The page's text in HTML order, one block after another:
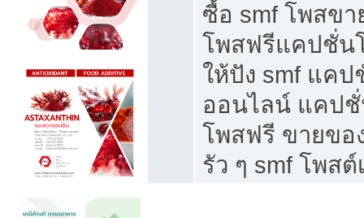
ซื้อ smf โพสข
โพสฟรีแคปชั่น
ให้ปัง smf แค
ออนไลน์ แคป
โพสฟรี ขายขอ
รัว ๆ smf โพส